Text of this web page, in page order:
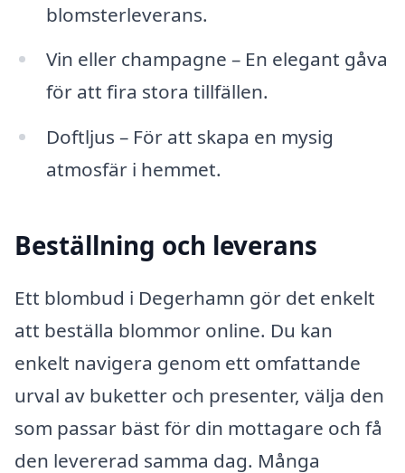
blomsterleverans.
Vin eller champagne – En elegant gåva
för att fira stora tillfällen.
Doftljus – För att skapa en mysig
atmosfär i hemmet.
Beställning och leverans
Ett blombud i Degerhamn gör det enkelt
att beställa blommor online. Du kan
enkelt navigera genom ett omfattande
urval av buketter och presenter, välja den
som passar bäst för din mottagare och få
den levererad samma dag. Många